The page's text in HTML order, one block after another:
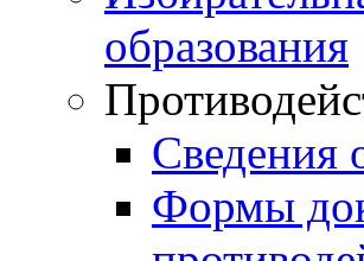
образования
Сведения
Формы